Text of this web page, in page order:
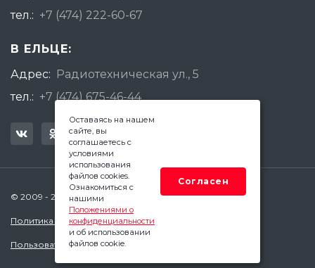
тел.: +7 (474) 222-60-67
В ЕЛЬЦЕ:
Адрес: Радиотехническая ул., 5
тел.: +7 (474) 675-46-44
© 2009 - 2026 Квадратный Метр - Липецк
Политика конфиденциальности
Пользовательское соглашение
Оставаясь на нашем
сайте, вы
соглашаетесь с
условиями
использования
файлов cookies.
Ознакомиться с
нашими
Положениями о
конфиденциальности
и об использовании
файлов cookie.
Согласен